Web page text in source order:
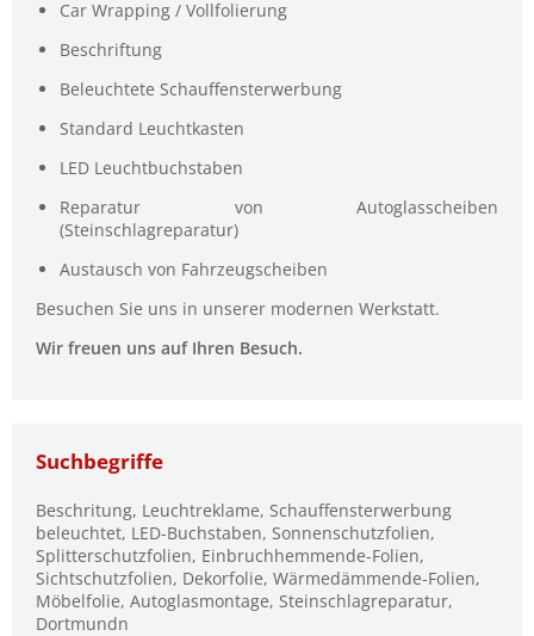
Car Wrapping / Vollfolierung
Beschriftung
Beleuchtete Schauffensterwerbung
Standard Leuchtkasten
LED Leuchtbuchstaben
Reparatur von Autoglasscheiben
(Steinschlagreparatur)
Austausch von Fahrzeugscheiben
Besuchen Sie uns in unserer modernen Werkstatt.
Wir freuen uns auf Ihren Besuch.
Suchbegriffe
Beschritung, Leuchtreklame, Schauffensterwerbung
beleuchtet, LED-Buchstaben, Sonnenschutzfolien,
Splitterschutzfolien, Einbruchhemmende-Folien,
Sichtschutzfolien, Dekorfolie, Wärmedämmende-Folien,
Möbelfolie, Autoglasmontage, Steinschlagreparatur,
Dortmundn